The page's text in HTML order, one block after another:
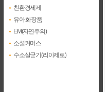
친환경세제
유아 화장품
EM(자연주의)
소셜커머스
수소살균기(리아제로)